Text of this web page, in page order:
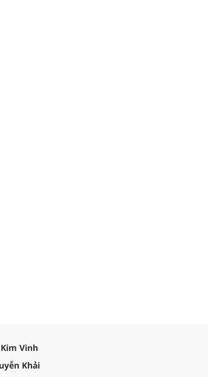
Vinh
Khải